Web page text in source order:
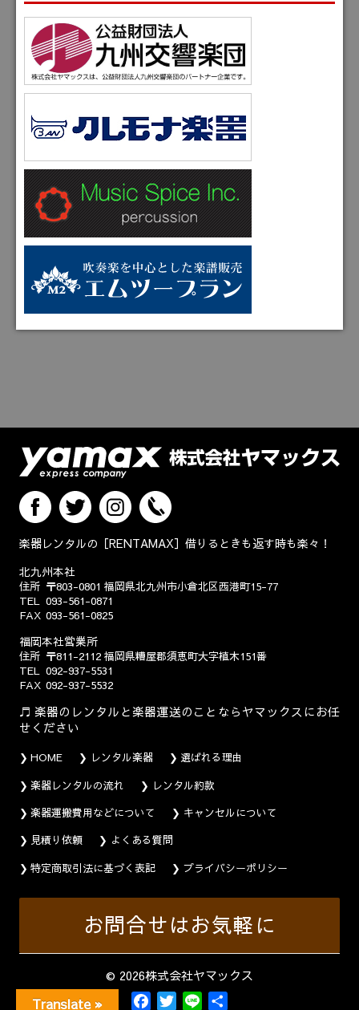
楽器レンタルの［RENTAMAX］借りるときも返す時も楽々！
北九州本社
住所 〒803-0801 福岡県北九州市小倉北区西港町15-77
TEL 093-561-0871
FAX 093-561-0825
福岡本社営業所
住所 〒811-2112 福岡県糟屋郡須恵町大字植木151番
TEL 092-937-5531
FAX 092-937-5532
楽器のレンタルと楽器運送のことならヤマックスにお任
せください
HOME レンタル楽器
選ばれる理由
楽器レンタルの流れ
レンタル約款
楽器運搬費用などについて
キャンセルについて
見積り依頼
よくある質問
特定商取引法に基づく表記
プライバシーポリシー
お問合せはお気軽に
© 2026株式会社ヤマックス
F T L
Translate »